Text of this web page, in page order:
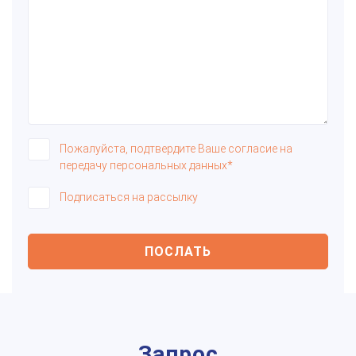
Пожалуйста, подтвердите Ваше согласие на
передачу персональных данных*
Подписаться на рассылку
ПОСЛАТЬ